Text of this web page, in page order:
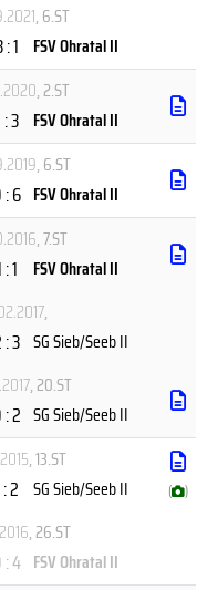
, 6.ST
1 FSV Ohratal II
, 2.ST
3 FSV Ohratal II
, 6.ST
6 FSV Ohratal II
, 7.ST
1
FSV Ohratal II
,
3 SG Sieb/Seeb II
, 20.ST
2 SG Sieb/Seeb II
, 13.ST
2 SG Sieb/Seeb II ( )
, 26.ST
4 FSV Ohratal II